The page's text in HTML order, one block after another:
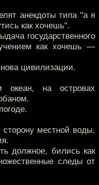
анекдоты типа "а я
как хочешь".
государственного
как хочешь —
цивилизации.
океан, на островах
местной воды,
должное, бились как
следы от